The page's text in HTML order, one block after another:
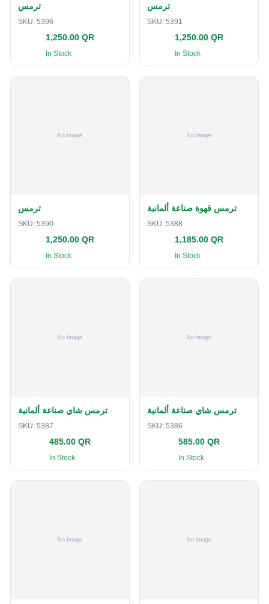
ترمس
SKU: 5396
1,250.00 QR
In Stock
ترمس
SKU: 5391
1,250.00 QR
In Stock
ترمس
SKU: 5390
1,250.00 QR
In Stock
ترمس قهوة صناعة ألمانية
SKU: 5388
1,185.00 QR
In Stock
ترمس شاي صناعة ألمانية
SKU: 5387
485.00 QR
In Stock
ترمس شاي صناعة ألمانية
SKU: 5386
585.00 QR
In Stock